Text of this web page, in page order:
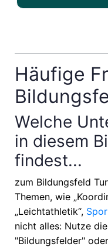
Häufige
Welche
in diesem
findest...
zum Bildungsfeld
Themen, wie
„Leichtathletik“,
nicht alles: Nutze
"Bildungsfelder"